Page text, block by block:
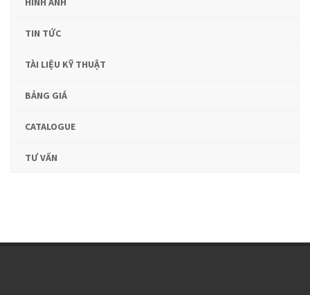
TIN TỨC
TÀI LIỆU KỸ THUẬT
BẢNG GIÁ
CATALOGUE
TƯ VẤN